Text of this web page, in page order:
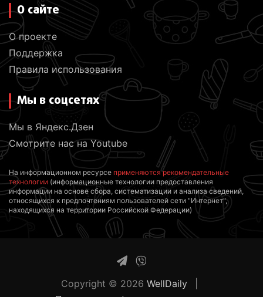
О сайте
О проекте
Поддержка
Правила использования
Мы в соцсетях
Мы в Яндекс.Дзен
Смотрите нас на Youtube
На информационном ресурсе применяются рекомендательные
технологии (информационные технологии предоставления
информации на основе сбора, систематизации и анализа сведений,
относящихся к предпочтениям пользователей сети "Интернет",
находящихся на территории Российской Федерации)
Copyright © 2026 WellDaily